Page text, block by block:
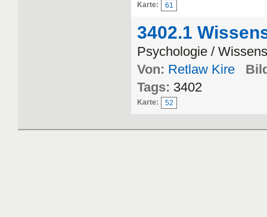
Karte: 61
3402.1
Psychologie /
Von: Retlaw Kire
Tags: 3402
Karte: 52